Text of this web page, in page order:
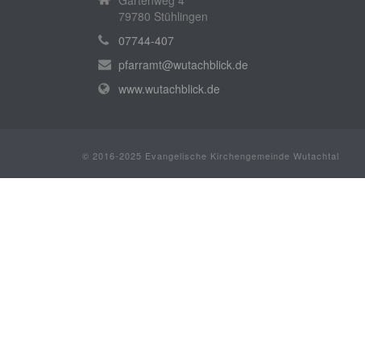
79780 Stühlingen
07744-407
pfarramt@wutachblick.de
www.wutachblick.de
© 2016-2025 Evangelische Kirchengemeinde Wutachtal